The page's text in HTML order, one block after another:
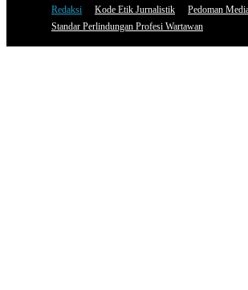
Redaksi Kode Etik Jurnalistik
Pedoman
Standar Perlindungan Profesi Wartawan